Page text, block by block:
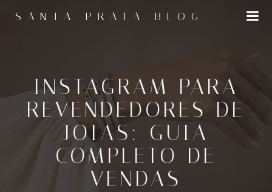
para
SANTA PRATA BLOG
INSTAGRAM PARA
REVENDEDORES DE
JOIAS: GUIA
COMPLETO DE
VENDAS